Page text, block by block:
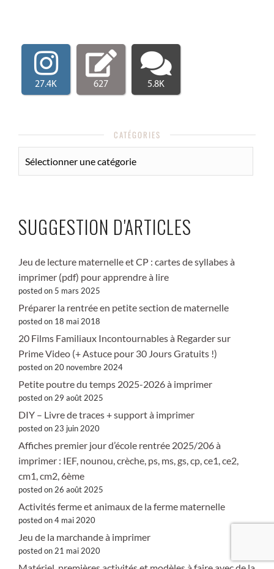
27.4K 627 5.8K
CATÉGORIES
CATÉGORIES
SUGGESTION D'ARTICLES
Jeu de lecture maternelle et CP : cartes de syllabes à
imprimer (pdf) pour apprendre à lire
posted on 5 mars 2025
Préparer la rentrée en petite section de maternelle
posted on 18 mai 2018
20 Films Familiaux Incontournables à Regarder sur
Prime Video (+ Astuce pour 30 Jours Gratuits !)
posted on 20 novembre 2024
Petite poutre du temps 2025-2026 à imprimer
posted on 29 août 2025
DIY – Livre de traces + support à imprimer
posted on 23 juin 2020
Affiches premier jour d’école rentrée 2025/206 à
imprimer : IEF, nounou, crèche, ps, ms, gs, cp, ce1, ce2,
cm1, cm2, 6ème
posted on 26 août 2025
Activités ferme et animaux de la ferme maternelle
posted on 4 mai 2020
Jeu de la marchande à imprimer
posted on 21 mai 2020